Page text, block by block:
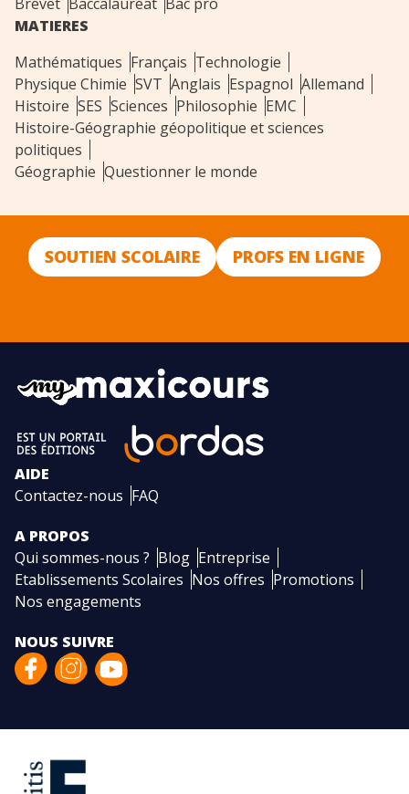
MATIERES
Mathématiques Français Technologie
Physique Chimie SVT Anglais Espagnol Allemand
Histoire SES Sciences Philosophie EMC
Histoire-Géographie géopolitique et sciences
politiques
Géographie Questionner le monde
SOUTIEN SCOLAIRE PROFS EN LIGNE
AIDE
Contactez-nous FAQ
A PROPOS
Qui sommes-nous ? Blog Entreprise
Etablissements Scolaires Nos offres Promotions
Nos engagements
NOUS SUIVRE